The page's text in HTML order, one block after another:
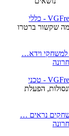
מה שקשור ברטרו
הפעלת